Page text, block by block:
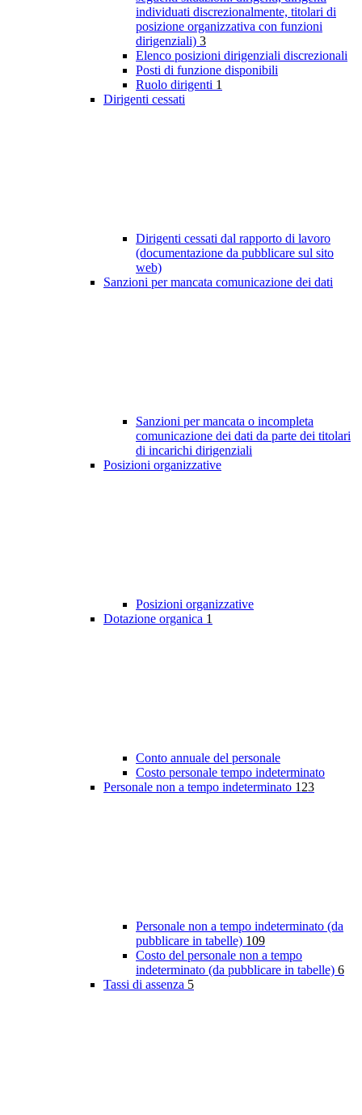
individuati discrezionalmente, titolari di
posizione organizzativa con funzioni
dirigenziali) 3
Elenco posizioni dirigenziali discrezionali
Posti di funzione disponibili
Ruolo dirigenti 1
Dirigenti cessati
Dirigenti cessati dal rapporto di lavoro
(documentazione da pubblicare sul sito
web)
Sanzioni per mancata comunicazione dei dati
Sanzioni per mancata o incompleta
comunicazione dei dati da parte dei titolari
di incarichi dirigenziali
Posizioni organizzative
Posizioni organizzative
Dotazione organica 1
Conto annuale del personale
Costo personale tempo indeterminato
Personale non a tempo indeterminato 123
Personale non a tempo indeterminato (da
pubblicare in tabelle) 109
Costo del personale non a tempo
indeterminato (da pubblicare in tabelle) 6
Tassi di assenza 5